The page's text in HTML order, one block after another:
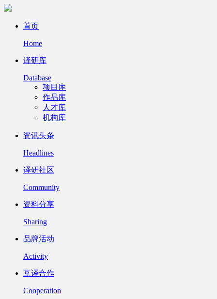
首页
Home
译研库
Database
项目库
作品库
人才库
机构库
资讯头条
Headlines
译研社区
Community
资料分享
Sharing
品牌活动
Activity
互译合作
Cooperation